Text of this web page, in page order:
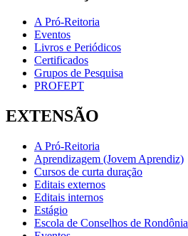
A Pró-Reitoria
Eventos
Livros e Periódicos
Certificados
Grupos de Pesquisa
PROFEPT
EXTENSÃO
A Pró-Reitoria
Aprendizagem (Jovem Aprendiz)
Cursos de curta duração
Editais externos
Editais internos
Estágio
Escola de Conselhos de Rondônia